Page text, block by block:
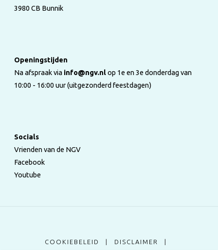
3980 CB Bunnik
Openingstijden
Na afspraak via info@ngv.nlop 1e en 3e donderdag van
10:00 - 16:00 uur (uitgezonderd feestdagen)
Socials
Vrienden van de NGV
Facebook
Youtube
COOKIEBELEID | DISCLAIMER |